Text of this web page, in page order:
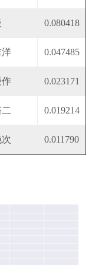
0.080418
洋 0.047485
作 0.023171
0.019214
0.011790